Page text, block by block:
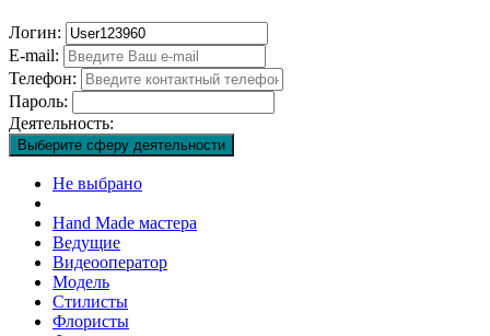
Логин:
E-mail:
Телефон:
Пароль:
Деятельность:
Выберите сферу деятельности
Не выбрано
Hand Made мастера
Ведущие
Видеооператор
Модель
Стилисты
Флористы